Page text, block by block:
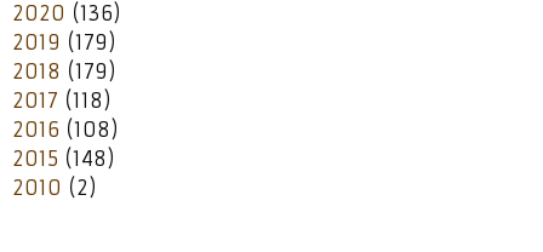
2020 (136)
2019 (179)
2018 (179)
2017 (118)
2016 (108)
2015 (148)
2010 (2)